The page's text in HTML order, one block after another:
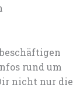
rund um
nicht nur die